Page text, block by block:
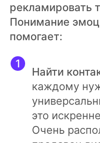
рекламировать
Понимание
помогает:
Найти
каждому
это
Очень